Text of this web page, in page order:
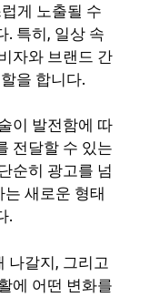
게 노출될 수
. 특히, 일상 속
자와 브랜드 간
을 합니다.
이 발전함에 따
전달할 수 있는
순히 광고를 넘
새로운 형태
.
나갈지, 그리고
에 어떤 변화를